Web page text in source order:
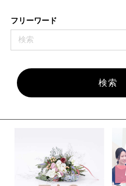
フリーワード